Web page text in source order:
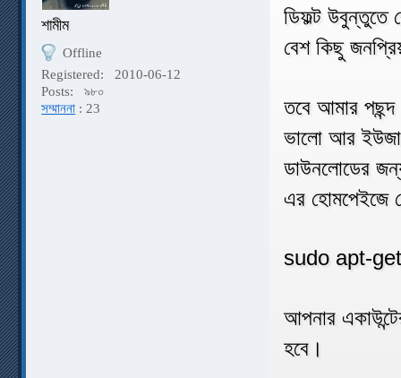
শামীম
Offline
Registered:
2010-06-12
Posts:
৯৮০
সম্মাননা : 23
ডিফল্ট উবুন্তুতে
বেশ কিছু
তবে আমার পছন্দ
ভালো আর ইউজার
ডাউনলোডের
এর হোমপেইজে
sudo apt-
আপনার
হবে।